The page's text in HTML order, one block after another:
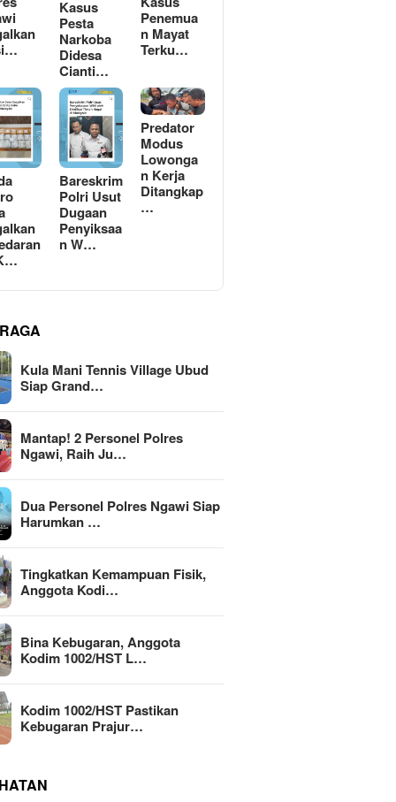
Kasus
Pesta
Narkoba
Didesa
Cianti…
Penemua
n Mayat
Terku…
Bareskrim
Polri Usut
Dugaan
Penyiksaa
n W…
Predator
Modus
Lowonga
n Kerja
Ditangkap
…
Kula Mani Tennis Village Ubud
Siap Grand…
Mantap! 2 Personel Polres
Ngawi, Raih Ju…
Dua Personel Polres Ngawi Siap
Harumkan …
Tingkatkan Kemampuan Fisik,
Anggota Kodi…
Bina Kebugaran, Anggota
Kodim 1002/HST L…
Kodim 1002/HST Pastikan
Kebugaran Prajur…